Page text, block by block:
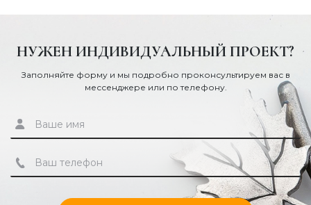
НУЖЕН ИНДИВИДУАЛЬНЫЙ ПРОЕКТ?
Заполняйте форму и мы подробно проконсультируем вас в
мессенджере или по телефону.